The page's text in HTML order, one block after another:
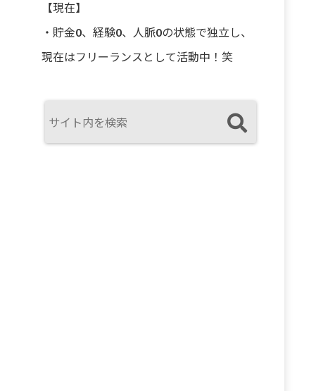
【現在】
・貯金0、経験0、人脈0の状態で独立し、
現在はフリーランスとして活動中！笑